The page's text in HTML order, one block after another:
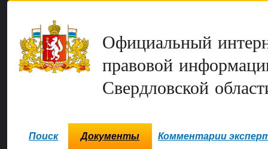
Официальный
правовой
Свердловской
Поиск Документы Комментарии